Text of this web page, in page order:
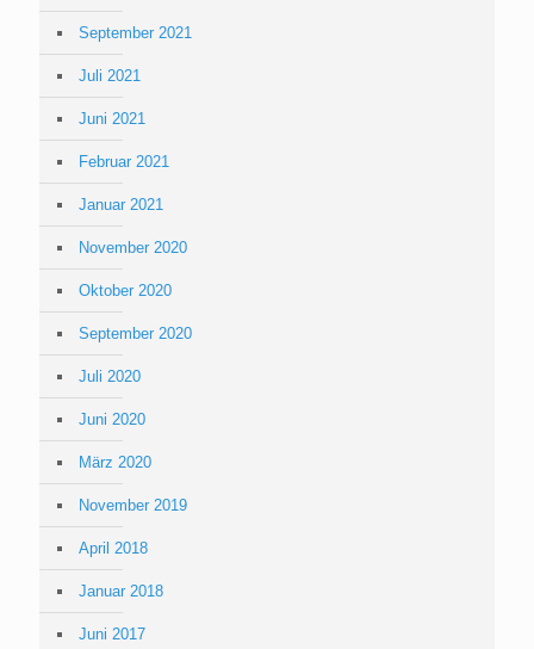
September 2021
Juli 2021
Juni 2021
Februar 2021
Januar 2021
November 2020
Oktober 2020
September 2020
Juli 2020
Juni 2020
März 2020
November 2019
April 2018
Januar 2018
Juni 2017